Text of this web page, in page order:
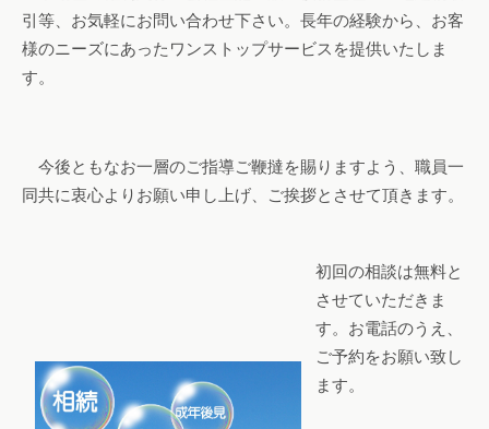
引等、お気軽にお問い合わせ下さい。長年の経験から、お客
様のニーズにあったワンストップサービスを提供いたしま
す。
今後ともなお一層のご指導ご鞭撻を賜りますよう、職員一
同共に衷心よりお願い申し上げ、ご挨拶とさせて頂きます。
初回の相談は無料と
させていただきま
す。お電話のうえ、
ご予約をお願い致し
ます。